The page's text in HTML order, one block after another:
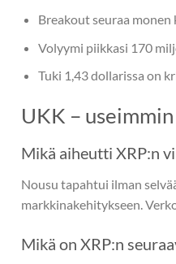
Breakout seuraa
Volyymi piikkasi 170
Tuki 1,43 dollarissa on
UKK –
Mikä aiheutti XRP:n
Nousu tapahtui ilman
markkinakehitykseen.
Mikä on XRP:n